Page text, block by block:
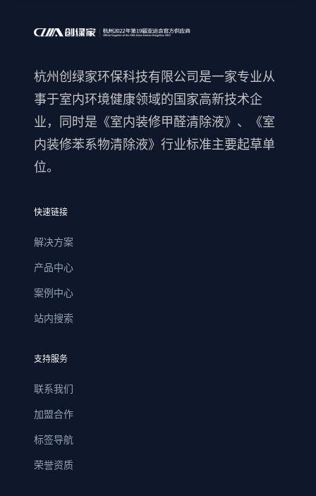
杭州创绿家环保科技有限公司是一家专业从
事于室内环境健康领域的国家高新技术企
业，同时是《室内装修甲醛清除液》、《室
内装修苯系物清除液》行业标准主要起草单
位。
快速链接
解决方案
产品中心
案例中心
站内搜索
支持服务
联系我们
加盟合作
标签导航
荣誉资质